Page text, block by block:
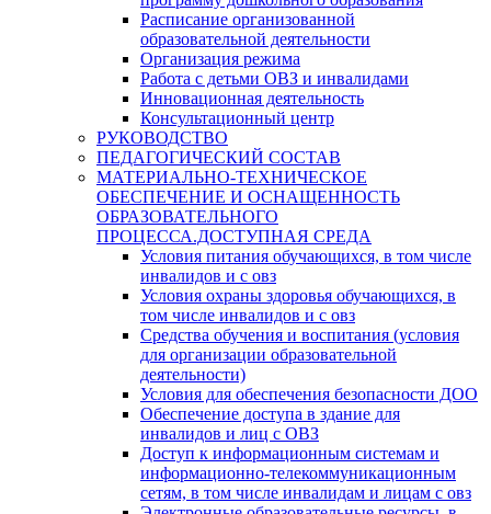
Расписание организованной
образовательной деятельности
Организация режима
Работа с детьми ОВЗ и инвалидами
Инновационная деятельность
Консультационный центр
РУКОВОДСТВО
ПЕДАГОГИЧЕСКИЙ СОСТАВ
МАТЕРИАЛЬНО-ТЕХНИЧЕСКОЕ
ОБЕСПЕЧЕНИЕ И ОСНАЩЕННОСТЬ
ОБРАЗОВАТЕЛЬНОГО
ПРОЦЕССА.ДОСТУПНАЯ СРЕДА
Условия питания обучающихся, в том числе
инвалидов и с овз
Условия охраны здоровья обучающихся, в
том числе инвалидов и с овз
Средства обучения и воспитания (условия
для организации образовательной
деятельности)
Условия для обеспечения безопасности ДОО
Обеспечение доступа в здание для
инвалидов и лиц с ОВЗ
Доступ к информационным системам и
информационно-телекоммуникационным
сетям, в том числе инвалидам и лицам с овз